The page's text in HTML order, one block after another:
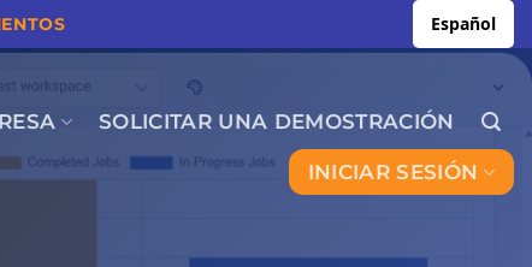
Español
SOLICITAR UNA DEMOSTRACIÓN
INICIAR SESIÓN